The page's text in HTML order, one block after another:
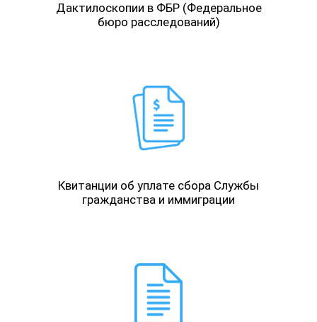
Дактилоскопии в ФБР (Федеральное
бюро расследований)
Квитанции об уплате сбора Службы
гражданства и иммиграции